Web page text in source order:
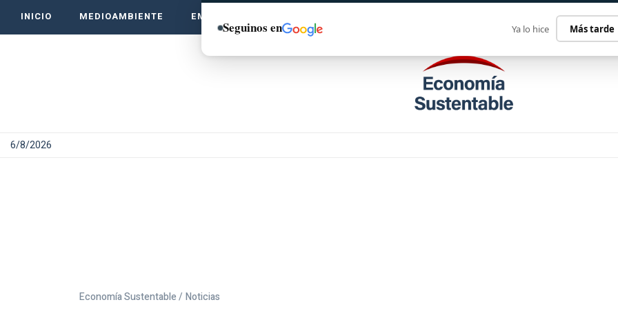
INICIO MEDIOAMBIENTE EMPRENDE VERDE
6/8/2026
Economía Sustentable / Noticias
Seguinos en Ya lo hice Más tarde